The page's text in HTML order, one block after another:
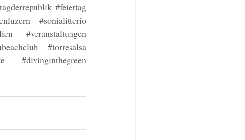
#feiertag
#sonialitterio
#veranstaltungen
#torresalsa
#divinginthegreen